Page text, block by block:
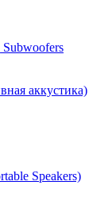
Subwoofers
аккустика)
Speakers)